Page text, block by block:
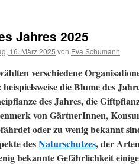
Jahres 2025
16. März 2025 von Eva Schumann
verschiedene
die Blume des
des Jahres, die
von GärtnerInnen,
oder zu wenig bekannt
desNaturschutzes, der
bekannte Gefährlichkeit